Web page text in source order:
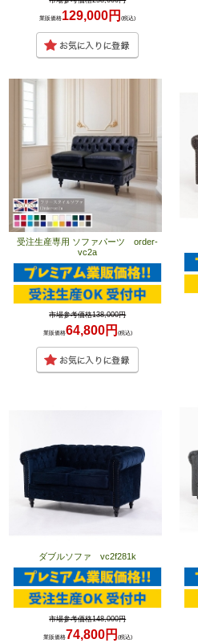
業販価格129,000円(税込)
受注生産専用 ソファパーツ order-
vc2a
市場参考価格138,000円
業販価格64,800円 (税込)
ダブルソファ vc2f281k
市場参考価格148,000円
業販価格74,800円 (税込)